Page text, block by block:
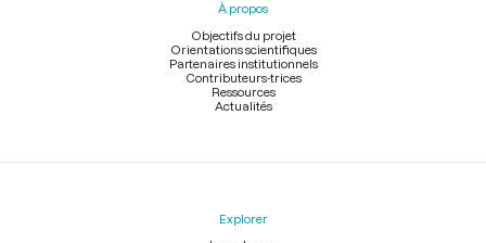
À propos
Objectifs du projet
Orientations scientifiques
Partenaires institutionnels
Contributeurs-trices
Ressources
Actualités
Explorer